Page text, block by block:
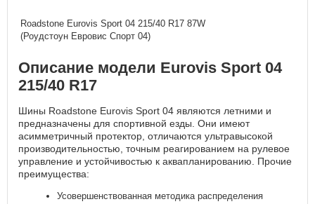
Roadstone Eurovis Sport 04 215/40 R17 87W
(Роудстоун Евровис Спорт 04)
Описание модели Eurovis Sport 04
215/40 R17
Шины Roadstone Eurovis Sport 04 являются летними и
предназначены для спортивной езды. Они имеют
асимметричный протектор, отличаются ультравысокой
производительностью, точным реагированием на рулевое
управление и устойчивостью к аквапланированию. Прочие
преимущества:
Усовершенствованная методика распределения